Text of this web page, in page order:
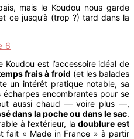
mais le Koudou nous garde
ce jusqu’à (trop ?) tard dans la
Koudou est l’accessoire idéal de
frais à froid (et les balades
un intérêt pratique notable, sa
encombrantes pour se
aussi chaud — voire plus —,
dans la poche ou dans le sac.
à l’extérieur, ladoublure est
fait « Made in France » à partir